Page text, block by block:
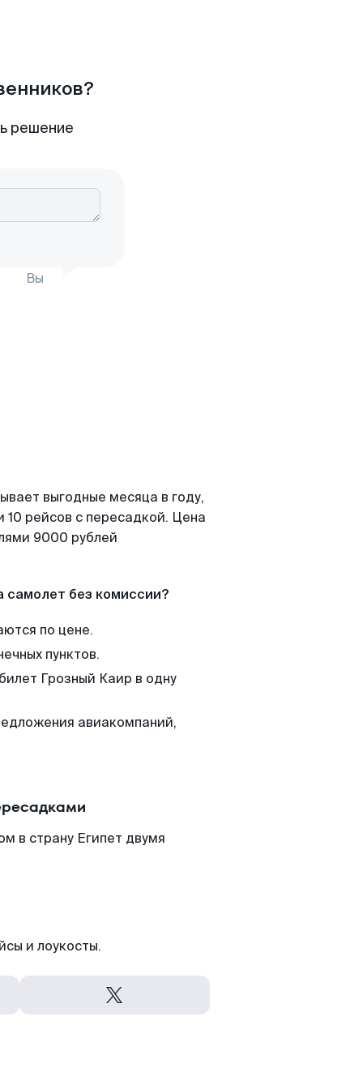
решение
Вы
выгодные месяца в году,
рейсов с пересадкой. Цена
9000 рублей
самолет без комиссии?
по цене.
пунктов.
Грозный Каир в одну
авиакомпаний,
в страну Египет двумя
и лоукосты.